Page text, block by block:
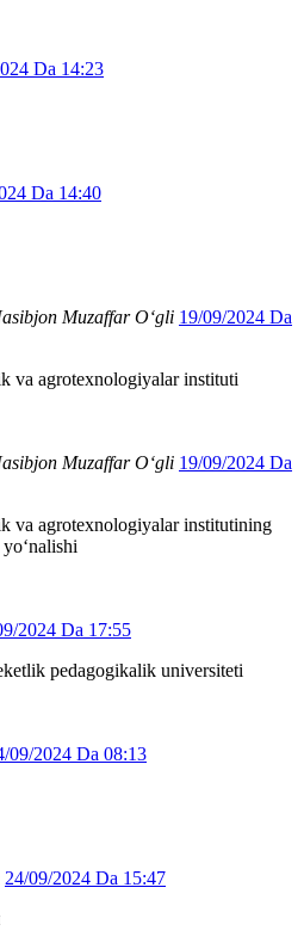
Da 14:23
Da 14:40
Muzaffar Oʻgli 19/09/2024 Da
va agrotexnologiyalar instituti
Muzaffar Oʻgli 19/09/2024 Da
va agrotexnologiyalar institutining
2024 Da 17:55
pedagogikalik universiteti
09/2024 Da 08:13
24/09/2024 Da 15:47